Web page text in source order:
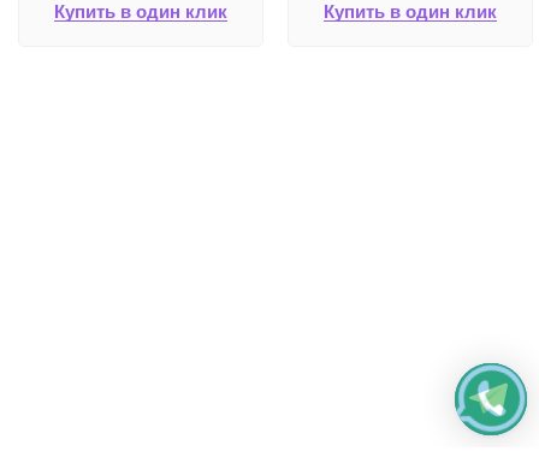
Купить в один клик Купить в один клик